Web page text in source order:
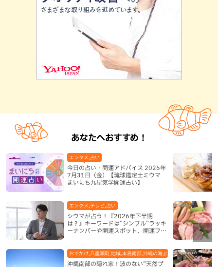
あなたへおすすめ！
今日の占い・開運アドバイス 2026年
7月31日（金）【琉球鑑定士ミウマ
まいにち九星気学開運占い】
エンタメ,占い
シウマが占う！『2026年下半期
は？』キーワードは”シンプル”ラッキ
ーナンバーや開運スポット、開運フー
エンタメ,テレビ,占い
沖縄南部の隠れ家！波のない“天然プ
おでかけ,八重瀬町,地域,本島南部,沖縄の海,自然